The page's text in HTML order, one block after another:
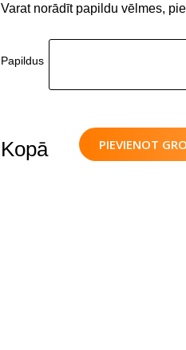
Varat norādīt papildu vēlmes,
Papildus
PIEVIENOT
Kopā